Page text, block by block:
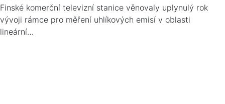
Finské komerční televizní stanice věnovaly uplynulý rok
vývoji rámce pro měření uhlíkových emisí v oblasti
lineární…